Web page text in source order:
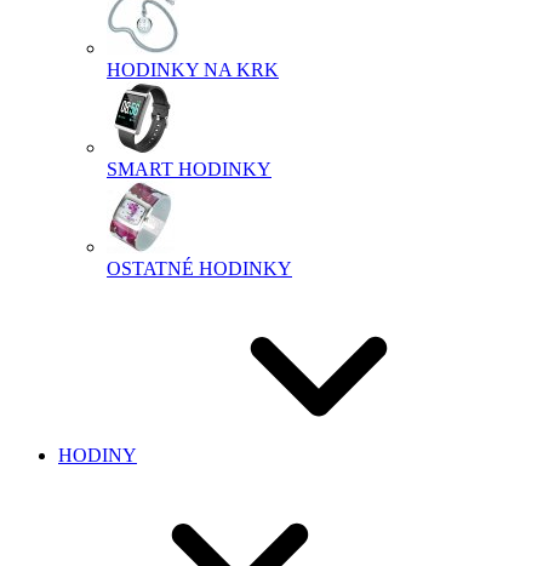
HODINKY NA KRK
SMART HODINKY
OSTATNÉ HODINKY
HODINY